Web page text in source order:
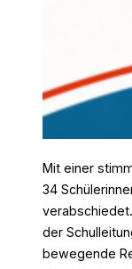
Mit einer
34
der
bewegende